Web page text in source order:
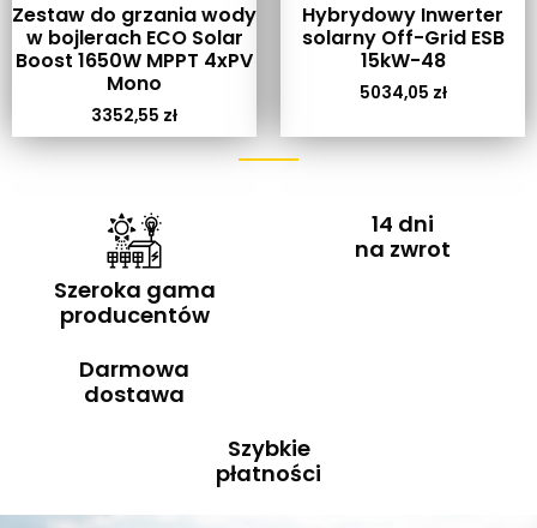
Zestaw do grzania wody
w bojlerach ECO Solar
Boost 1650W MPPT 4xPV
Mono
3352,55 zł
Hybrydowy Inwerter
solarny Off-Grid ESB
15kW-48
5034,05 zł
Szeroka gama
producentów
14 dni
na zwrot
Darmowa
dostawa
Szybkie
płatności